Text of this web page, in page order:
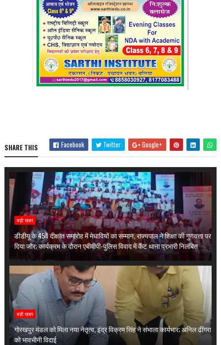
SHARE THIS Facebook Twitter Google+
बड़ी खबर
डीडीयू के 45वें दीक्षांत समारोह में मेधावियों का सम्मान, राज्यपाल ने शिक्षा की गुणवत्ता पर
दिया जोर; कार्यक्रम के दौरान एबीवीपी-पुलिस विवाद में कैंट थाना प्रभारी निलंबित
बड़ी खबर
गोरखपुर मंडल को मिला नया नेतृत्व, इंद्र विक्रम सिंह ने संभाला कार्यभार; अनिल ढींगरा
को भावभीनी विदाई